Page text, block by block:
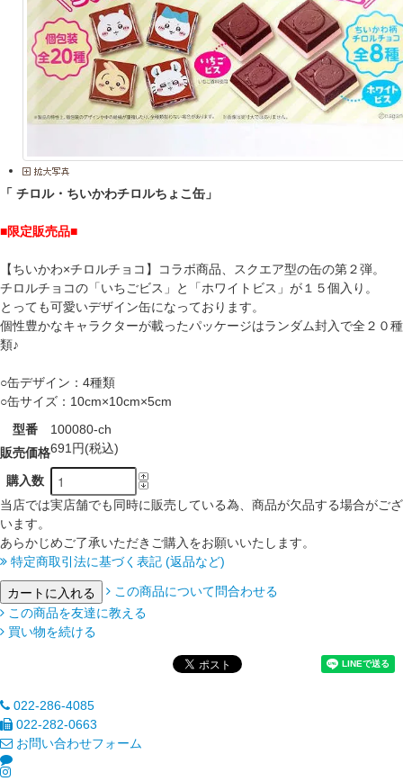
「 チロル・ちいかわチロルちょこ缶」
■限定販売品■
【ちいかわ×チロルチョコ】コラボ商品、スクエア型の缶の第２弾。
チロルチョコの「いちごビス」と「ホワイトビス」が１５個入り。
とっても可愛いデザイン缶になっております。
個性豊かなキャラクターが載ったパッケージはランダム封入で全２０種
類♪
○缶デザイン：4種類
○缶サイズ：10cm×10cm×5cm
型番
100080-ch
販売価格691円(税込)
購入数
当店では実店舗でも同時に販売している為、商品が欠品する場合がござ
います。
あらかじめご了承いただきご購入をお願いいたします。
特定商取引法に基づく表記 (返品など)
この商品について問合わせる
この商品を友達に教える
買い物を続ける
022-286-4085
022-282-0663
お問い合わせフォーム